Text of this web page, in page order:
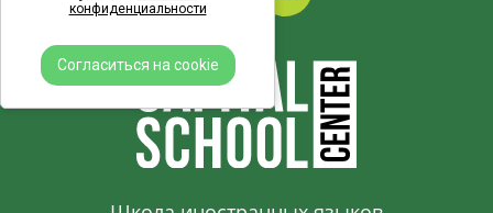
конфиденциальности
Согласиться на cookie